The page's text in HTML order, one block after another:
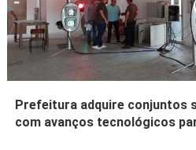
Prefeitura adquire conjuntos
com avanços tecnológicos